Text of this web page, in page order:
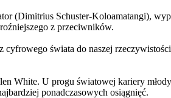
(Dimitrius Schuster-Koloamatangi),
z przeciwników.
świata do naszej
White. U progu światowej kariery
ponadczasowych osiągnięć.